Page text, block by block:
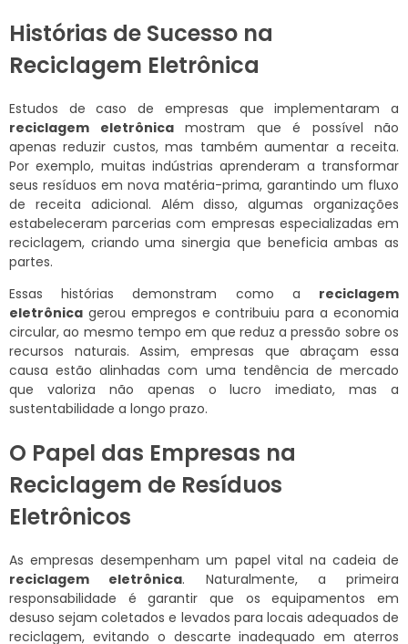
Histórias de Sucesso na
Reciclagem Eletrônica
Estudos de caso de empresas que implementaram a
reciclagem eletrônicamostram que é possível não
apenas reduzir custos, mas também aumentar a receita.
Por exemplo, muitas indústrias aprenderam a transformar
seus resíduos em nova matéria-prima, garantindo um fluxo
de receita adicional. Além disso, algumas organizações
estabeleceram parcerias com empresas especializadas em
reciclagem, criando uma sinergia que beneficia ambas as
partes.
Essas histórias demonstram como a reciclagem
eletrônica gerou empregos e contribuiu para a economia
circular, ao mesmo tempo em que reduz a pressão sobre os
recursos naturais. Assim, empresas que abraçam essa
causa estão alinhadas com uma tendência de mercado
que valoriza não apenas o lucro imediato, mas a
sustentabilidade a longo prazo.
O Papel das Empresas na
Reciclagem de Resíduos
Eletrônicos
As empresas desempenham um papel vital na cadeia de
reciclagem eletrônica. Naturalmente, a primeira
responsabilidade é garantir que os equipamentos em
desuso sejam coletados e levados para locais adequados de
reciclagem, evitando o descarte inadequado em aterros